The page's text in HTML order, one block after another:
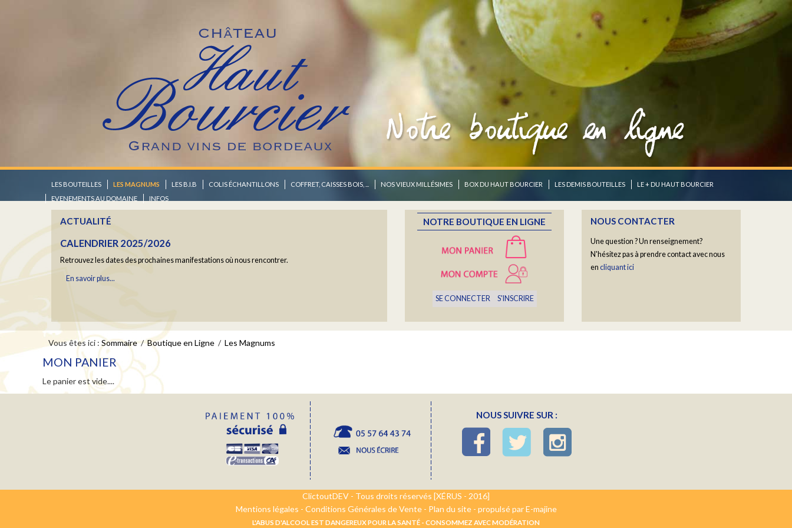
LES BOUTEILLES LES MAGNUMS LES B.I.B COLIS ÉCHANTILLONS COFFRET, CAISSES BOIS, ... NOS VIEUX MILLÉSIMES BOX DU HAUT BOURCIER LES DEMIS BOUTEILLES
LE + DU HAUT BOURCIER
EVENEMENTS AU DOMAINE
INFOS
ACTUALITÉ
YOGA "RALENTIR" AVEC BARBARA COTTAVOZ
Un moment hors du temps
CALENDRIER 2025/2026
En savoir plus...
DÉCOUVREZ LA VIDÉO DU CHÂTEAU HAUT-BOURCIER
En savoir plus...
LES PORTRAITS DU HAUT BOURCIER
Une fois par semaine, nous vous ferons découvrir un portrait de la Famille
YOGA "RALENTIR" AVEC BARBARA COTTAVOZ
NOTRE BOUTIQUE EN LIGNE
SE CONNECTER S'INSCRIRE
NOUS CONTACTER
Une question ? Un renseignement?
N'hésitez pas à prendre contact avec nous
en cliquant ici
Vous êtes ici : Sommaire/Boutique en Ligne / Les Magnums
MON PANIER
Le panier est vide....
NOUS SUIVRE SUR :
ClictoutDEV - Tous droits réservés [XÉRUS - 2016]
Mentions légales - Conditions Générales de Vente- Plan du site- propulsé par E-majine
L'ABUS D'ALCOOL EST DANGEREUX POUR LA SANTÉ - CONSOMMEZ AVEC MODÉRATION